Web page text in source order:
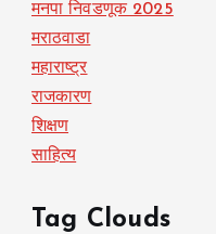
मनपा निवडणूक 2025
मराठवाडा
महाराष्ट्र
राजकारण
शिक्षण
साहित्य
Tag Clouds